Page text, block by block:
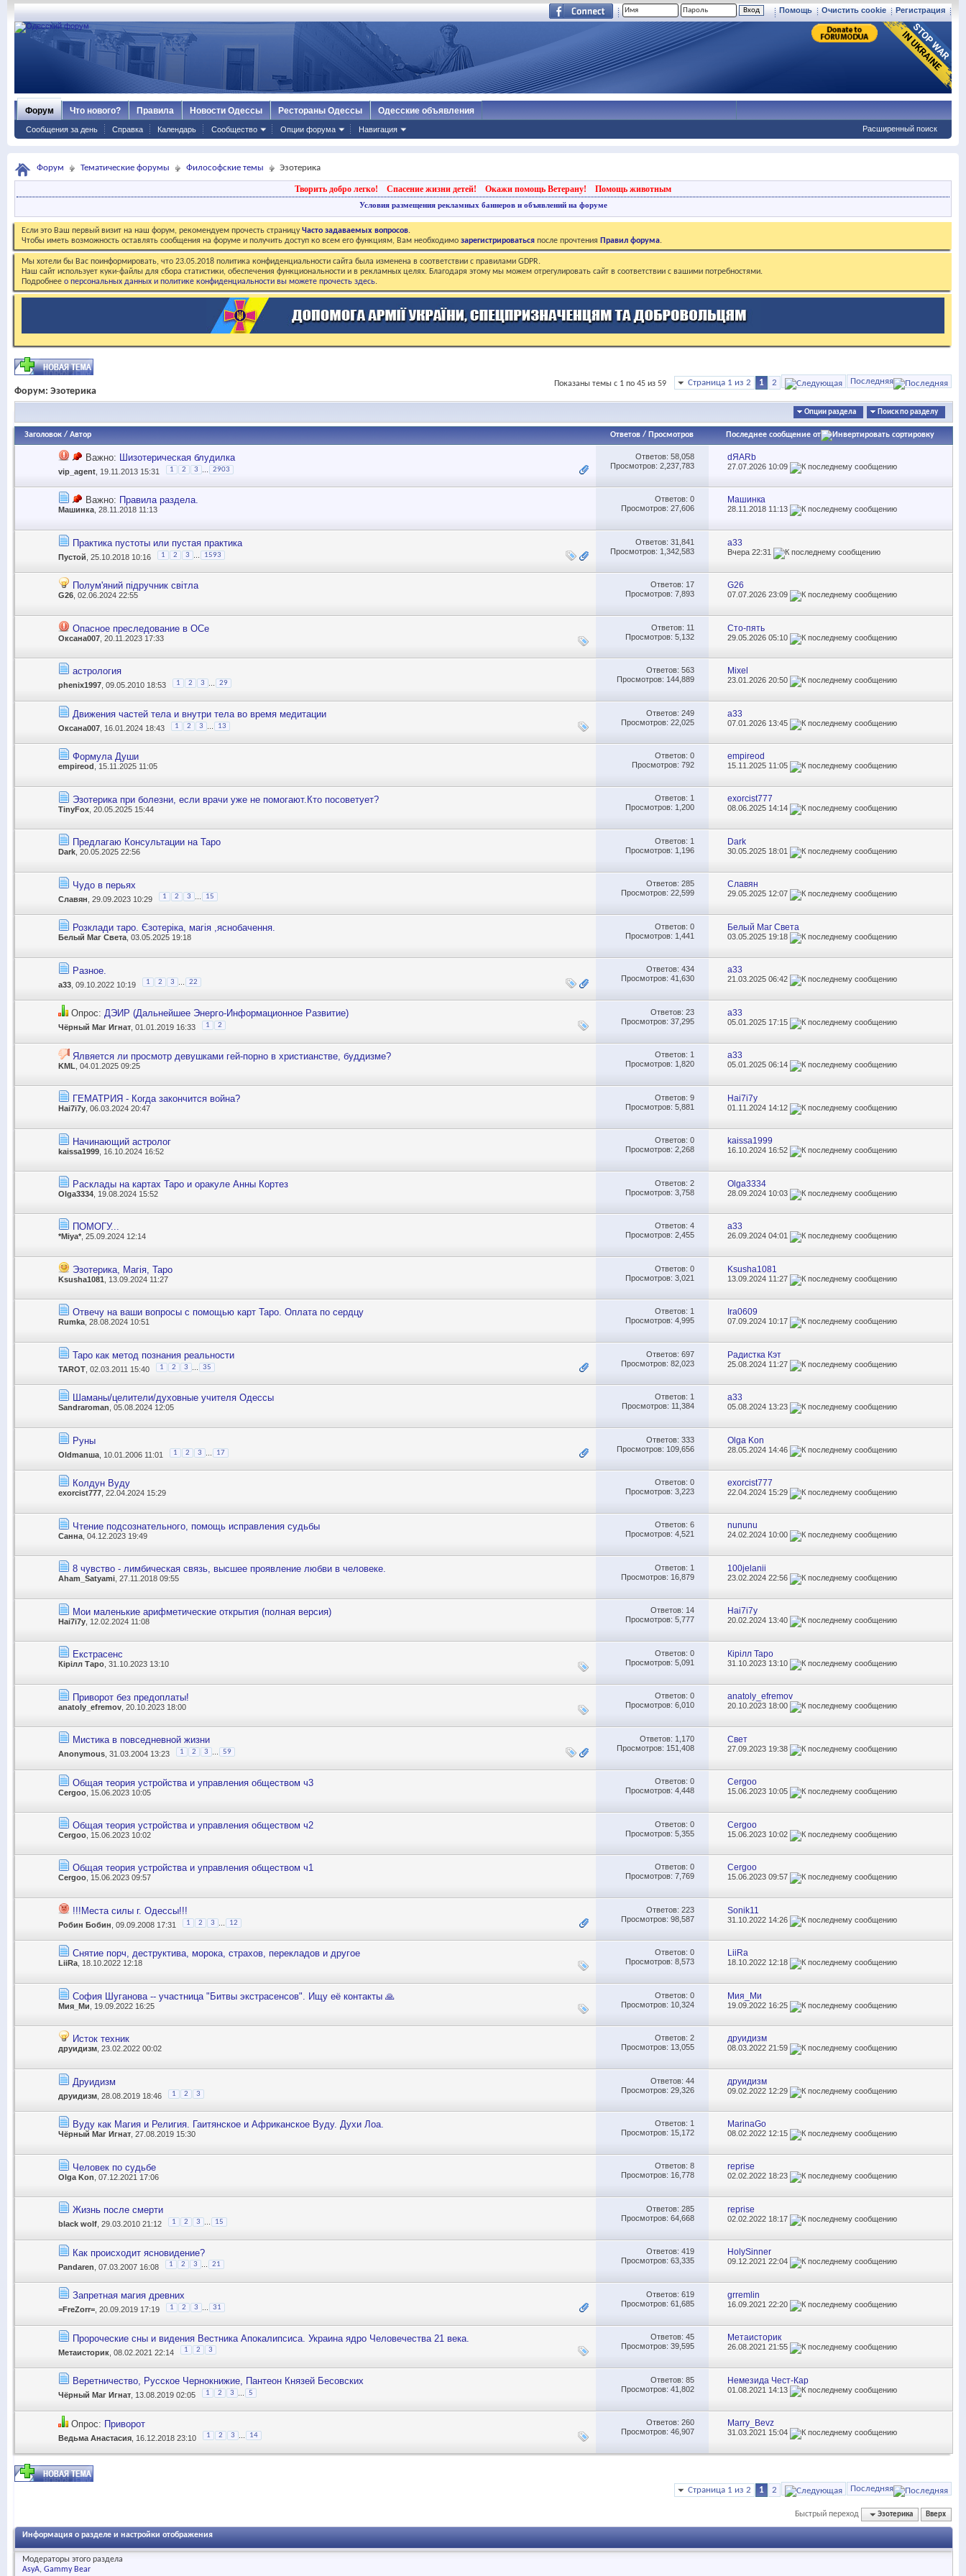
Регистрация
Очистить cookie
Помощь
Форум
Сообщения за день Справка Календарь Сообщество Опции форума Навигация
Что нового? Правила Новости Одессы Рестораны Одессы Одесские объявления
Расширенный поиск
Форум Тематические форумы Философские темы Эзотерика
Творить добро легко! Спасение жизни детей! Окажи помощь Ветерану! Помощь животным
Условия размещения рекламных баннеров и объявлений на форуме
Если это Ваш первый визит на наш форум, рекомендуем прочесть страницуЧасто задаваемых вопросов.
Чтобы иметь возможность оставлять сообщения на форуме и получить доступ ко всем его функциям, Вам необходимо зарегистрироваться после прочтения Правил форума.
Мы хотели бы Вас поинформировать, что 23.05.2018 политика конфиденциальности сайта была изменена в соответствии с правилами GDPR.
Наш сайт использует куки-файлы для сбора статистики, обеспечения функциональности и в рекламных целях. Благодаря этому мы можем отрегулировать сайт в соответствии с вашими потребностями.
Подробнее о персональных данных и политике конфиденциальности вы можете прочесть здесь.
Страница 1 из 2 1 2 Последняя
Показаны темы с 1 по 45 из 59
Форум: Эзотерика
Опции раздела Поиск по разделу
Заголовок / Автор Ответов/ Просмотров Последнее сообщение от
Важно: Шизотерическая блудилка
vip_agent , 19.11.2013 15:31 1 2 3 2903
Ответов: 58,058
Просмотров: 2,237,783
dЯARb
27.07.2026 10:09
Важно: Правила раздела.
Машинка, 28.11.2018 11:13
Ответов: 0
Просмотров: 27,606
Машинка
28.11.2018 11:13
Практика пустоты или пустая практика
Пустой , 25.10.2018 10:16 1 2 3 1593
Ответов: 31,841
Просмотров: 1,342,583
a33
Вчера22:31
Полум'яний підручник світла
G26, 02.06.2024 22:55
Ответов: 17
Просмотров: 7,893
G26
07.07.202623:09
Опасное преследование в ОСе
Оксана007 , 20.11.2023 17:33
Ответов: 11
Просмотров: 5,132
Сто-пять
29.05.202605:10
астрология
phenix1997 , 09.05.2010 18:53 1 2 3 29
Ответов: 563
Просмотров: 144,889
Mixel
23.01.202620:50
Движения частей тела и внутри тела во время медитации
Оксана007 , 16.01.2024 18:43 1 2 3 13
Ответов: 249
Просмотров: 22,025
a33
07.01.2026 13:45
Формула Души
empireod , 15.11.2025 11:05
Ответов: 0
Просмотров: 792
empireod
15.11.2025 11:05
Эзотерика при болезни, если врачи уже не помогают.Кто посоветует?
TinyFox , 20.05.2025 15:44
Ответов: 1
Просмотров: 1,200
exorcist777
08.06.202514:14
Предлагаю Консультации на Таро
Dark , 20.05.2025 22:56
Ответов: 1
Просмотров: 1,196
Dark
30.05.2025 18:01
Чудо в перьях
Славян , 29.09.2023 10:29 1 2 3 ... 15
Ответов: 285
Просмотров: 22,599
Славян
29.05.202512:07
Розклади таро. Єзотеріка, магія ,яснобачення.
Белый Маг Света , 03.05.2025 19:18
Ответов: 0
Просмотров: 1,441
Белый Маг Света
03.05.2025 19:18
Разное.
a33 , 09.10.2022 10:19 1 2 3 22
Ответов: 434
Просмотров: 41,630
a33
21.03.202506:42
Опрос: ДЭИР (Дальнейшее Энерго-Информационное Развитие)
Чёрный Маг Игнат , 01.01.2019 16:33 1 2
Ответов: 23
Просмотров: 37,295
a33
05.01.2025 17:15
Ялвяется ли просмотр девушками гей-порно в христианстве, буддизме?
KML , 04.01.2025 09:25
Ответов: 1
Просмотров: 1,820
a33
05.01.202506:14
ГЕМАТРИЯ - Когда закончится война?
Hai7i7y , 06.03.2024 20:47
Ответов: 9
Просмотров: 5,881
Hai7i7y
01.11.2024 14:12
Начинающий астролог
kaissa1999 , 16.10.2024 16:52
Ответов: 0
Просмотров: 2,268
kaissa1999
16.10.2024 16:52
Расклады на картах Таро и оракуле Анны Кортез
Olga3334 , 19.08.2024 15:52
Ответов: 2
Просмотров: 3,758
Olga3334
28.09.2024 10:03
ПОМОГУ...
*Miya*, 25.09.2024 12:14
Ответов: 4
Просмотров: 2,455
a33
26.09.202404:01
Эзотерика, Магія, Таро
Ksusha1081 , 13.09.2024 11:27
Ответов: 0
Просмотров: 3,021
Ksusha1081
13.09.2024 11:27
Отвечу на ваши вопросы с помощью карт Таро. Оплата по сердцу
Rumka , 28.08.2024 10:51
Ответов: 1
Просмотров: 4,995
Ira0609
07.09.2024 10:17
Таро как метод познания реальности
TAROT , 02.03.2011 15:40 1 2 3 35
Ответов: 697
Просмотров: 82,023
Радистка Кэт
25.08.2024 11:27
Шаманы/целители/духовные учителя Одессы
Sandraroman , 05.08.2024 12:05
Ответов: 1
Просмотров: 11,384
a33
05.08.2024 13:23
Руны
Oldmanша , 10.01.2006 11:01 1 2 3 17
Ответов: 333
Просмотров: 109,656
Olga Kon
28.05.2024 14:46
Колдун Вуду
exorcist777 , 22.04.2024 15:29
Ответов: 0
Просмотров: 3,223
exorcist777
22.04.2024 15:29
Чтение подсознательного, помощь исправления судьбы
Санна , 04.12.2023 19:49
Ответов: 6
Просмотров: 4,521
nununu
24.02.202410:00
8 чувство - лимбическая связь, высшее проявление любви в человеке.
Aham_Satyami , 27.11.2018 09:55
Ответов: 1
Просмотров: 16,879
100jelanii
23.02.202422:56
Мои маленькие арифметические открытия (полная версия)
Hai7i7y , 12.02.2024 11:08
Ответов: 14
Просмотров: 5,777
Hai7i7y
20.02.2024 13:40
Екстрасенс
Кірілл Таро , 31.10.2023 13:10
Ответов: 0
Просмотров: 5,091
Кірілл Таро
31.10.2023 13:10
Приворот без предоплаты!
anatoly_efremov , 20.10.2023 18:00
Ответов: 0
Просмотров: 6,010
anatoly_efremov
20.10.2023 18:00
Мистика в повседневной жизни
Anonymous , 31.03.2004 13:23 1 2 3 59
Ответов: 1,170
Просмотров: 151,408
Cвет
27.09.2023 19:38
Общая теория устройства и управления обществом ч3
Cergoo , 15.06.2023 10:05
Ответов: 0
Просмотров: 4,448
Cergoo
15.06.2023 10:05
Общая теория устройства и управления обществом ч2
Cergoo , 15.06.2023 10:02
Ответов: 0
Просмотров: 5,355
Cergoo
15.06.2023 10:02
Общая теория устройства и управления обществом ч1
Cergoo, 15.06.2023 09:57
Ответов: 0
Просмотров: 7,769
Cergoo
15.06.202309:57
!!!Места силы г. Одессы!!!
Робин Бобин , 09.09.2008 17:31 1 2 3 12
Ответов: 223
Просмотров: 98,587
Sonik11
31.10.2022 14:26
Снятие порч, деструктива, морока, страхов, перекладов и другое
LiiRa, 18.10.2022 12:18
Ответов: 0
Просмотров: 8,573
LiiRa
18.10.2022 12:18
София Шуганова -- участница "Битвы экстрасенсов". Ищу её контакты 🙏
Мия_Ми , 19.09.2022 16:25
Ответов: 0
Просмотров: 10,324
Мия_Ми
19.09.2022 16:25
Исток техник
друидизм , 23.02.2022 00:02
Ответов: 2
Просмотров: 13,055
друидизм
08.03.202221:59
Друидизм
друидизм , 28.08.2019 18:46 1 2 3
Ответов: 44
Просмотров: 29,326
друидизм
09.02.2022 12:29
Вуду как Магия и Религия. Гаитянское и Африканское Вуду. Духи Лоа.
Чёрный Маг Игнат , 27.08.2019 15:30
Ответов: 1
Просмотров: 15,172
MarinaGo
08.02.2022 12:15
Человек по судьбе
Olga Kon , 07.12.2021 17:06
Ответов: 8
Просмотров: 16,778
reprise
02.02.202218:23
Жизнь после смерти
black wolf , 29.03.2010 21:12 1 2 3 15
Ответов: 285
Просмотров: 64,668
reprise
02.02.2022 18:17
Как происходит ясновидение?
Pandaren , 07.03.2007 16:08 1 2 3 ... 21
Ответов: 419
Просмотров: 63,335
HolySinner
09.12.202122:04
Запретная магия древних
=FreZorr= , 20.09.2019 17:19 1 2 3 31
Ответов: 619
Просмотров: 61,685
grremlin
16.09.202122:20
Пророческие сны и видения Вестника Апокалипсиса. Украина ядро Человечества 21 века.
Метаисторик , 08.02.2021 22:14 1 2 3
Ответов: 45
Просмотров: 39,595
Метаисторик
26.08.202121:55
Веретничество, Русское Чернокнижие, Пантеон Князей Бесовских
Чёрный Маг Игнат , 13.08.2019 02:05 1 2 3 5
Ответов: 85
Просмотров: 41,802
Немезида Чест-Кар
01.08.2021 14:13
Опрос: Приворот
Ведьма Анастасия , 16.12.2018 23:10 1 2 3 14
Ответов: 260
Просмотров: 46,907
Marry_Bevz
31.03.2021 15:04
Страница 1 из 2 1 2 Последняя
Быстрый переход Эзотерика Вверх
Информация о разделе и настройки отображения
Модераторы этого раздела
AsyA Gammy Bear